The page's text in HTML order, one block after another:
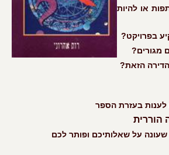
או להיות
בפרויקט?
מגורים?
הזאת?
לענות בעזרת הספר
הוררית
על שאלותיכם ופותר לכם